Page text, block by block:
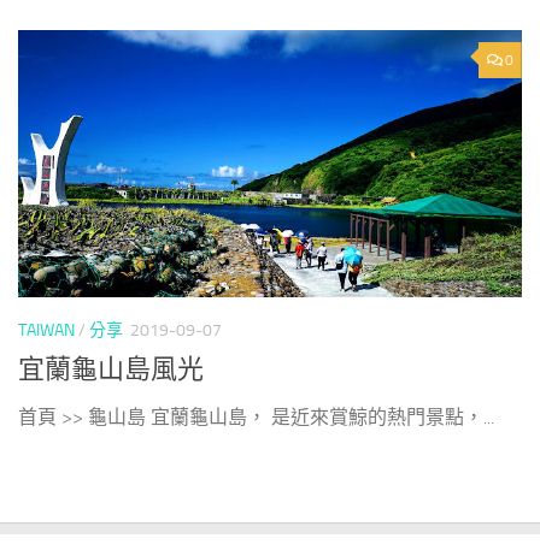
0
TAIWAN/ 分享 2019-09-07
宜蘭龜山島風光
首頁 >> 龜山島 宜蘭龜山島， 是近來賞鯨的熱門景點，...